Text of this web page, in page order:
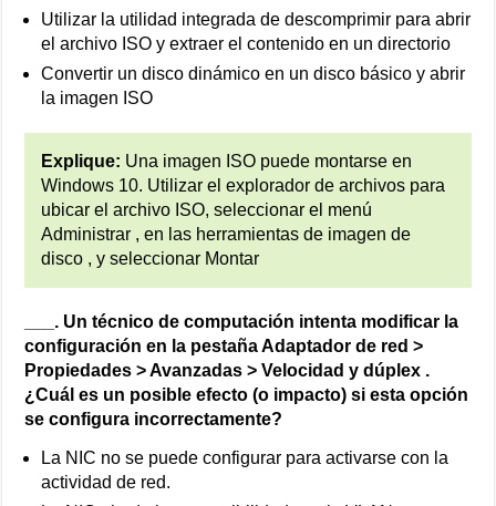
Utilizar la utilidad integrada de descomprimir para abrir
el archivo ISO y extraer el contenido en un directorio
Convertir un disco dinámico en un disco básico y abrir
la imagen ISO
Explique: Una imagen ISO puede montarse en
Windows 10. Utilizar el explorador de archivos para
ubicar el archivo ISO, seleccionar el menú
Administrar , en las herramientas de imagen de
disco , y seleccionar Montar
___. Un técnico de computación intenta modificar la
configuración en la pestaña Adaptador de red >
Propiedades > Avanzadas > Velocidad y dúplex .
¿Cuál es un posible efecto (o impacto) si esta opción
se configura incorrectamente?
La NIC no se puede configurar para activarse con la
actividad de red.